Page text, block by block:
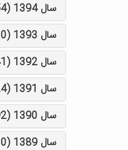
سال 1394 (554)
سال 1393 (530)
سال 1392 (441)
سال 1391 (524)
سال 1390 (392)
سال 1389 (330)